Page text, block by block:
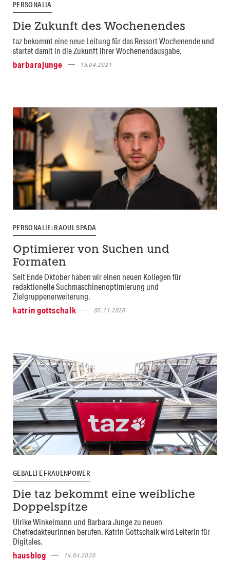
PERSONALIA
Die Zukunft des Wochenendes
taz bekommt eine neue Leitung für das Ressort Wochenende und
startet damit in die Zukunft ihrer Wochenendausgabe.
barbarajunge
15.04.2021
PERSONALIE: RAOUL SPADA
Optimierer von Suchen und
Formaten
Seit Ende Oktober haben wir einen neuen Kollegen für
redaktionelle Suchmaschinenoptimierung und
Zielgruppenerweiterung.
katrin gottschalk
05.11.2020
GEBALLTE FRAUENPOWER
Die taz bekommt eine weibliche
Doppelspitze
Ulrike Winkelmann und Barbara Junge zu neuen
Chefredakteurinnen berufen. Katrin Gottschalk wird Leiterin für
Digitales.
hausblog
14.04.2020